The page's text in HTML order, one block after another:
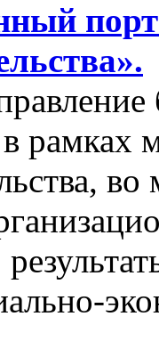
рамках